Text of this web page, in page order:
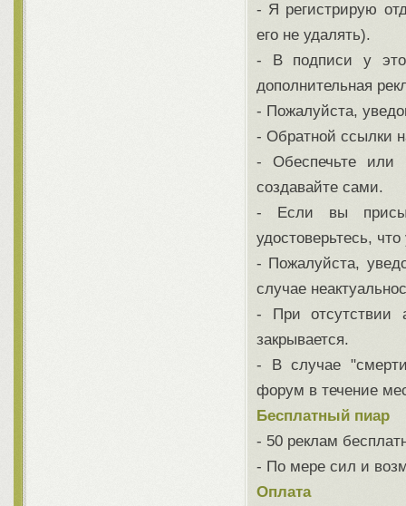
- Я регистрирую
его не удалять).
- В подписи у
дополнительная
- Пожалуйста,
- Обратной ссылки
- Обеспечьте или
создавайте сами.
- Если вы
удостоверьтесь,
- Пожалуйста,
случае
- При отсутствии
закрывается.
- В случае
форум в течение
Бесплатный пиар
- 50 реклам
- По мере сил и
Оплата